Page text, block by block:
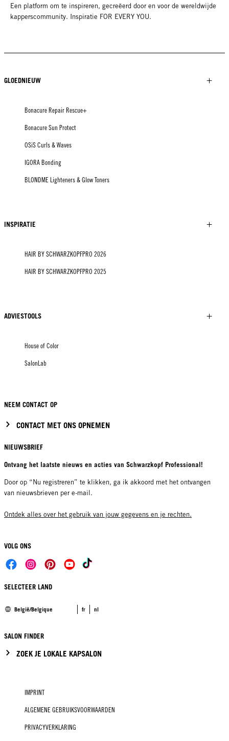
Een platform om te inspireren, gecreëerd door en voor de wereldwijde
kapperscommunity. Inspiratie FOR EVERY YOU.
GLOEDNIEUW
Bonacure Repair Rescue+
Bonacure Sun Protect
OSiS Curls & Waves
IGORA Bonding
BLONDME Lighteners & Glow Toners
INSPIRATIE
HAIR BY SCHWARZKOPFPRO 2026
HAIR BY SCHWARZKOPFPRO 2025
ADVIESTOOLS
House of Color
SalonLab
NEEM CONTACT OP
CONTACT MET ONS OPNEMEN
NIEUWSBRIEF
Ontvang het laatste nieuws en acties van Schwarzkopf Professional!
Door op “Nu registreren” te klikken, ga ik akkoord met het ontvangen
van nieuwsbrieven per e-mail.
Ontdek alles over het gebruik van jouw gegevens en je rechten.
VOLG ONS
SELECTEER LAND
België/Belgique fr nl
SALON FINDER
ZOEK JE LOKALE KAPSALON
IMPRINT
ALGEMENE GEBRUIKSVOORWAARDEN
PRIVACYVERKLARING